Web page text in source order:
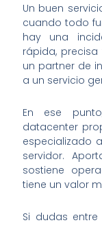
Un buen
cuando todo
hay una
rápida,
un partner de
a un servicio
En ese
datacenter
especializado
servidor.
sostiene
tiene un valor
Si dudas